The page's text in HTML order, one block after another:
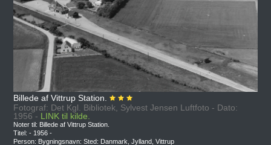
Billede af Vittrup Station.
Fotograf: Det Kgl. Bibliotek, Sylvest Jensen Luftfoto - Dato:
1956 - LINK til kilde.
Noter til: Billede af Vittrup Station.
Titel: - 1956 -
Person: Bygningsnavn: Sted: Danmark, Jylland, Vittrup